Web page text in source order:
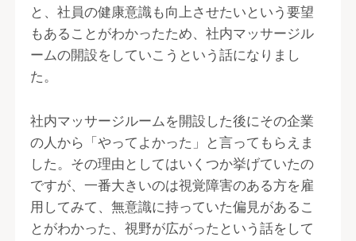
と、社員の健康意識も向上させたいという要望
もあることがわかったため、社内マッサージル
ームの開設をしていこうという話になりまし
た。
社内マッサージルームを開設した後にその企業
の人から「やってよかった」と言ってもらえま
した。その理由としてはいくつか挙げていたの
ですが、一番大きいのは視覚障害のある方を雇
用してみて、無意識に持っていた偏見があるこ
とがわかった、視野が広がったという話をして